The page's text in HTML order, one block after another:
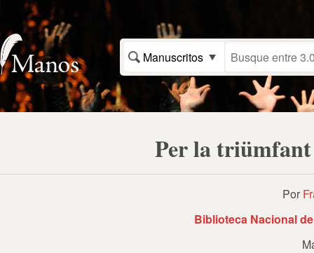
Manuscritos
Per la triümfant
Por
Biblioteca Nacional